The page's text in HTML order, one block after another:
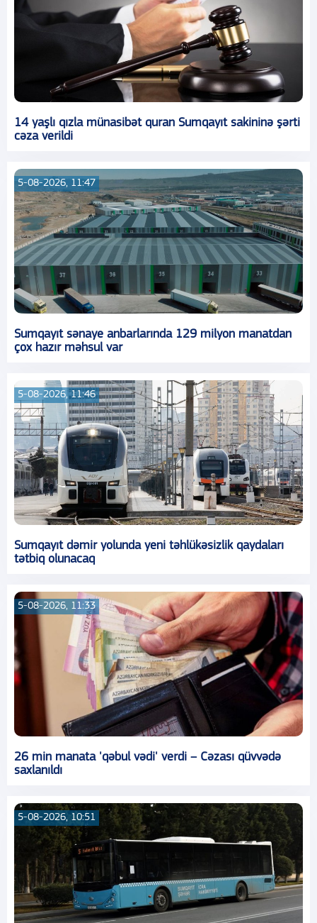
14 yaşlı qızla münasibət quran Sumqayıt sakininə şərti
cəza verildi
5-08-2026, 11:47
Sumqayıt sənaye anbarlarında 129 milyon manatdan
çox hazır məhsul var
5-08-2026, 11:46
Sumqayıt dəmir yolunda yeni təhlükəsizlik qaydaları
tətbiq olunacaq
5-08-2026, 11:33
26 min manata 'qəbul vədi' verdi – Cəzası qüvvədə
saxlanıldı
5-08-2026, 10:51